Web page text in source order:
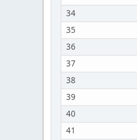
34
35
36
37
38
39
40
41